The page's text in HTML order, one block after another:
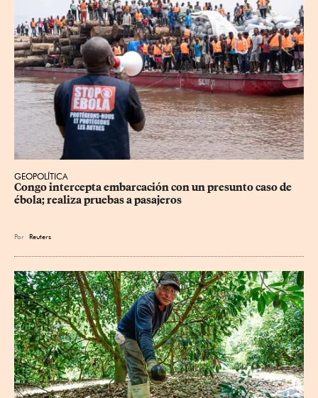
GEOPOLÍTICA
Congo intercepta embarcación con un presunto caso de
ébola; realiza pruebas a pasajeros
Por Reuters